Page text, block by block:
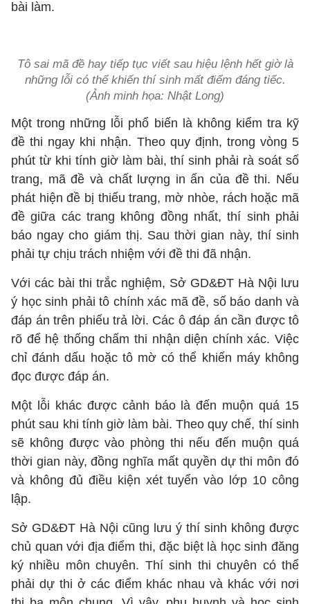
bài làm.
Tô sai mã đề hay tiếp tục viết sau hiệu lệnh hết giờ là
những lỗi có thể khiến thí sinh mất điểm đáng tiếc.
(Ảnh minh họa: Nhật Long)
Một trong những lỗi phổ biến là không kiểm tra kỹ
đề thi ngay khi nhận. Theo quy định, trong vòng 5
phút từ khi tính giờ làm bài, thí sinh phải rà soát số
trang, mã đề và chất lượng in ấn của đề thi. Nếu
phát hiện đề bị thiếu trang, mờ nhòe, rách hoặc mã
đề giữa các trang không đồng nhất, thí sinh phải
báo ngay cho giám thị. Sau thời gian này, thí sinh
phải tự chịu trách nhiệm với đề thi đã nhận.
Với các bài thi trắc nghiệm, Sở GD&ĐT Hà Nội lưu
ý học sinh phải tô chính xác mã đề, số báo danh và
đáp án trên phiếu trả lời. Các ô đáp án cần được tô
rõ để hệ thống chấm thi nhận diện chính xác. Việc
chỉ đánh dấu hoặc tô mờ có thể khiến máy không
đọc được đáp án.
Một lỗi khác được cảnh báo là đến muộn quá 15
phút sau khi tính giờ làm bài. Theo quy chế, thí sinh
sẽ không được vào phòng thi nếu đến muộn quá
thời gian này, đồng nghĩa mất quyền dự thi môn đó
và không đủ điều kiện xét tuyển vào lớp 10 công
lập.
Sở GD&ĐT Hà Nội cũng lưu ý thí sinh không được
chủ quan với địa điểm thi, đặc biệt là học sinh đăng
ký nhiều môn chuyên. Thí sinh thi chuyên có thể
phải dự thi ở các điểm khác nhau và khác với nơi